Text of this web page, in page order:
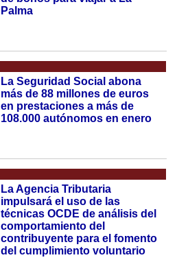
Palma
La Seguridad Social abona
más de 88 millones de euros
en prestaciones a más de
108.000 autónomos en enero
La Agencia Tributaria
impulsará el uso de las
técnicas OCDE de análisis del
comportamiento del
contribuyente para el fomento
del cumplimiento voluntario